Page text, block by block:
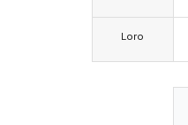
Loro